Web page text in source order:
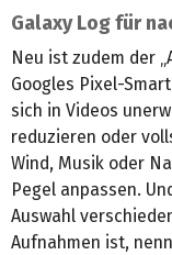
Galaxy Log für
Neu ist zudem der
Googles Pixel-
sich in Videos
reduzieren oder
Wind, Musik oder
Pegel anpassen.
Auswahl
Aufnahmen ist,